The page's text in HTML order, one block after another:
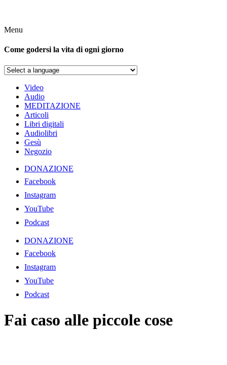
Menu
Come godersi la vita di ogni giorno
Video
Audio
MEDITAZIONE
Articoli
Libri digitali
Audiolibri
Gesù
Negozio
DONAZIONE
Facebook
Instagram
YouTube
Podcast
DONAZIONE
Facebook
Instagram
YouTube
Podcast
Fai caso alle piccole cose